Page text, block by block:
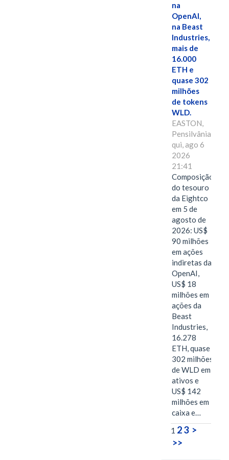
na
OpenAI,
na Beast
Industries,
mais de
16.000
ETH e
quase 302
milhões
de tokens
WLD.
EASTON,
Pensilvânia,
qui, ago 6
2026
21:41
Composição
do tesouro
da Eightco
em 5 de
agosto de
2026: US$
90 milhões
em ações
indiretas da
OpenAI,
US$ 18
milhões em
ações da
Beast
Industries,
16.278
ETH, quase
302 milhões
de WLD em
ativos e
US$ 142
milhões em
caixa e…
1 23 >
>>